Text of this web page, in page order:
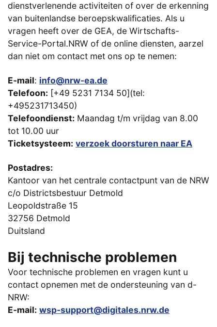
dienstverlenende activiteiten of over de erkenning
van buitenlandse beroepskwalificaties. Als u
vragen heeft over de GEA, de Wirtschafts-
Service-Portal.NRW of de online diensten, aarzel
dan niet om contact met ons op te nemen:
E-mail: info@nrw-ea.de
Telefoon: [+49 5231 7134 50](tel:
+495231713450)
Telefoondienst: Maandag t/m vrijdag van 8.00
tot 10.00 uur
Ticketsysteem: verzoek doorsturen naar EA
Postadres:
Kantoor van het centrale contactpunt van de NRW
c/o Districtsbestuur Detmold
Leopoldstraße 15
32756 Detmold
Duitsland
Bij technische problemen
Voor technische problemen en vragen kunt u
contact opnemen met de ondersteuning van d-
NRW:
E-mail: wsp-support@digitales.nrw.de